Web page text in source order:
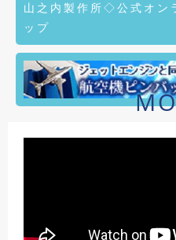
山之内製作所◇公式オン
ップ